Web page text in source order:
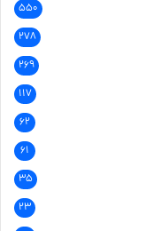
۵۵۰
۲۷۸
۲۶۹
۱۱۷
۶۲
۶۱
۳۵
۲۳